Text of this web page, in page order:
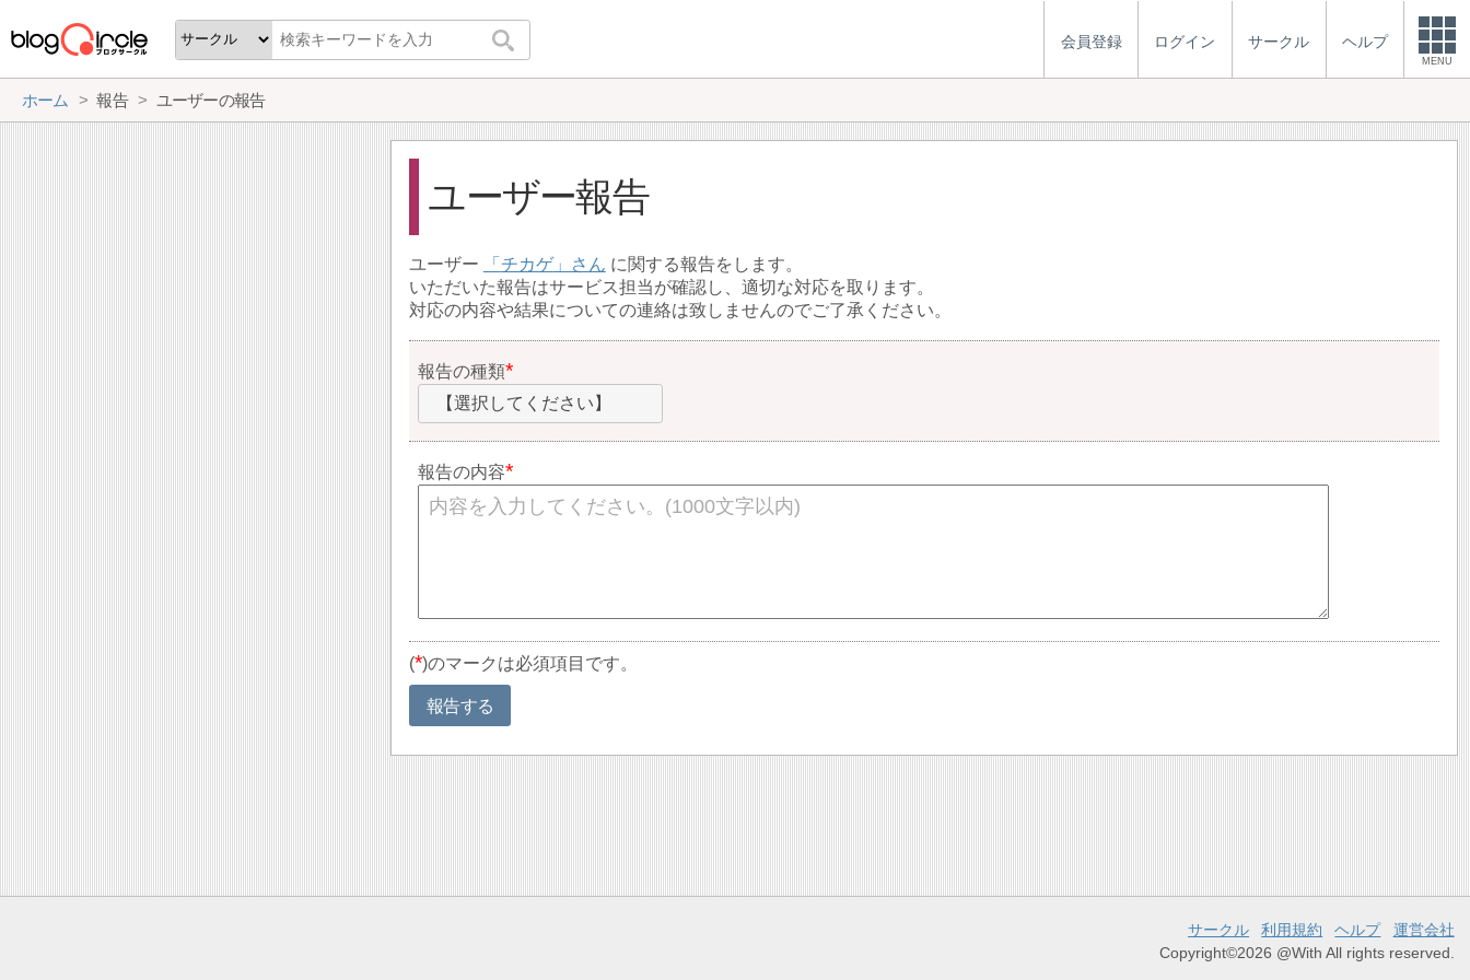
会員登録 ログイン サークル ヘルプ
MENU
ホーム 報告 ユーザーの報告
ユーザー報告
ユーザー チカゲ
に関する報告をします。
いただいた報告はサービス担当が確認し、適切な対応を取ります。
対応の内容や結果についての連絡は致しませんのでご了承ください。
報告の種類
【選択してください】
報告の内容
(*)のマークは必須項目です。
報告する
サークル 利用規約 ヘルプ
運営会社
Copyright©2026 @With All rights reserved.